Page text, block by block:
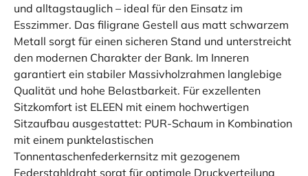
und alltagstauglich – ideal für den Einsatz im
Esszimmer. Das filigrane Gestell aus matt schwarzem
Metall sorgt für einen sicheren Stand und unterstreicht
den modernen Charakter der Bank. Im Inneren
garantiert ein stabiler Massivholzrahmen langlebige
Qualität und hohe Belastbarkeit. Für exzellenten
Sitzkomfort ist ELEEN mit einem hochwertigen
Sitzaufbau ausgestattet: PUR-Schaum in Kombination
mit einem punktelastischen
Tonnentaschenfederkernsitz mit gezogenem
Federstahldraht sorgt für optimale Druckverteilung